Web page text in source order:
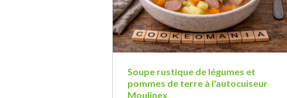
Soupe rustique de légumes et
pommes de terre à l'autocuiseur
Moulinex